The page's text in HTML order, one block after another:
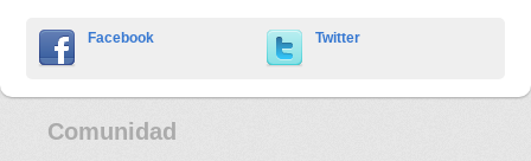
Facebook Twitter
Comunidad